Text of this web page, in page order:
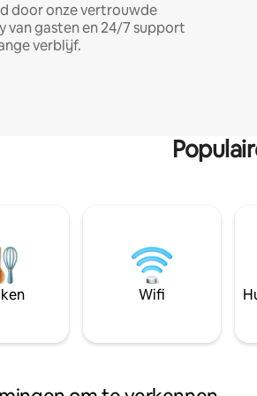
door onze vertrouwde
van gasten en 24/7 support
verblijf.
Wifi